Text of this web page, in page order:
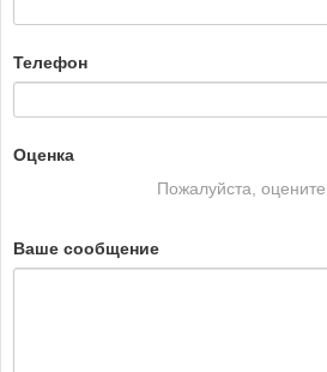
Телефон
Оценка
Пожалуйста,
Ваше сообщение